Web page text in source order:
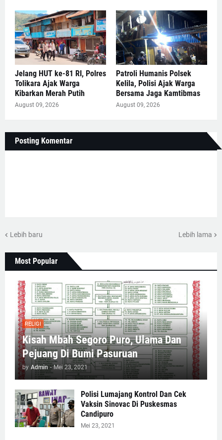
Jelang HUT ke-81 RI, Polres
Tolikara Ajak Warga
Kibarkan Merah Putih
August 09, 2026
Patroli Humanis Polsek
Kelila, Polisi Ajak Warga
Bersama Jaga Kamtibmas
August 09, 2026
Posting Komentar
Lebih baru Lebih lama
Most Popular
RELIGI
Kisah Mbah Segoro Puro, Ulama Dan
Pejuang Di Bumi Pasuruan
by Admin - Mei 23, 2021
Polisi Lumajang Kontrol Dan Cek
Vaksin Sinovac Di Puskesmas
Candipuro
Mei 23, 2021